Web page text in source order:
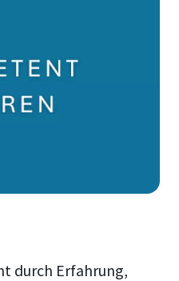
durch Erfahrung,